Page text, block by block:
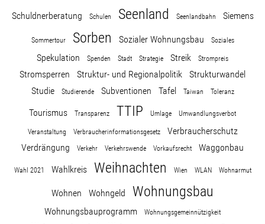
Schuldnerberatung Schulen Seenland Seenlandbahn Siemens
Sommertour Sorben Sozialer Wohnungsbau Soziales
Spekulation Spenden Stadt Strategie Streik Strompreis
Stromsperren Struktur- und Regionalpolitik
Strukturwandel
Studie
Studierende Subventionen Tafel Taiwan Toleranz
Tourismus Transparenz TTIP Umlage Umwandlungsverbot
Veranstaltung Verbraucherinformationsgesetz
Verbraucherschutz
Verdrängung
Verkehr Verkehrswende Vorkaufsrecht Waggonbau
Wahl 2021 Wahlkreis Weihnachten Wien WLAN Wohnarmut
Wohnen Wohngeld Wohnungsbau
Wohnungsbauprogramm Wohnungsgemeinnützigkeit